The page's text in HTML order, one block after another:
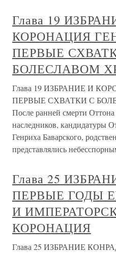
Глава 19
КОРОНАЦИЯ
ПЕРВЫЕ
БОЛЕСЛАВОМ
Глава 19 ИЗБРАНИЕ И
ПЕРВЫЕ СХВАТКИ С
После ранней смерти
наследников, кандидатуры
Генриха Баварского,
представлялись
Глава 25
ПЕРВЫЕ ГОДЫ
И
КОРОНАЦИЯ
Глава 25 ИЗБРАНИЕ